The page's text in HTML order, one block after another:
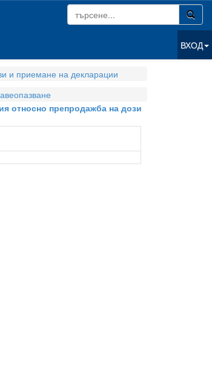
ВХОД
и приемане на декларации
относно препродажба на дози